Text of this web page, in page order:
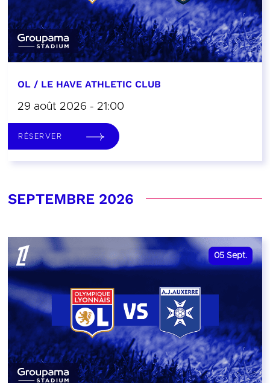
OL / LE HAVE ATHLETIC CLUB
29 août 2026 - 21:00
RÉSERVER
SEPTEMBRE 2026
05 Sept.